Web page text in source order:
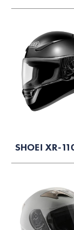
SHOEI XR-